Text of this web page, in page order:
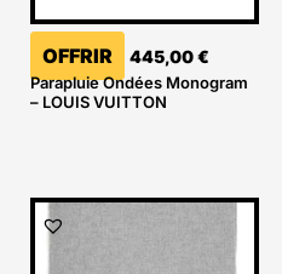
OFFRIR 445,00€
Parapluie Ondées Monogram
– LOUIS VUITTON